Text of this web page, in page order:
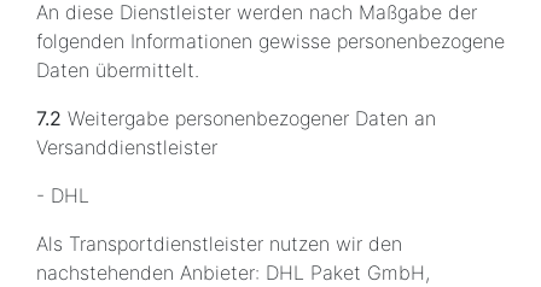
An diese Dienstleister werden nach Maßgabe der
folgenden Informationen gewisse personenbezogene
Daten übermittelt.
7.2 Weitergabe personenbezogener Daten an
Versanddienstleister
- DHL
Als Transportdienstleister nutzen wir den
nachstehenden Anbieter: DHL Paket GmbH,